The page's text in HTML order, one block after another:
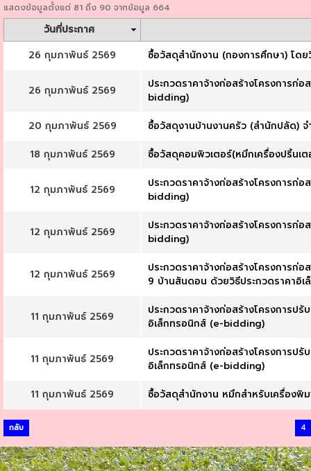
แสดงข้อมูลตั้งแต่ 81 ถึง 90 จากข้อมูล 664
วันที่ประกาศ
26 กุมภาพันธ์ 2569
ซื้อวัสดุสำนักงาน (กองการศึกษา) โดยวิ
26 กุมภาพันธ์ 2569
ประกวดราคาจ้างก่อสร้างโครงการก่
bidding)
20 กุมภาพันธ์ 2569
ซื้อวัสดุงานบ้านงานครัว (สำนักปลัด) จ
18 กุมภาพันธ์ 2569
ซื้อวัสดุคอมพิวเตอร์(หมึกเครื่องปริ้นเต
12 กุมภาพันธ์ 2569
ประกวดราคาจ้างก่อสร้างโครงการ
bidding)
12 กุมภาพันธ์ 2569
ประกวดราคาจ้างก่อสร้างโครงการ
bidding)
12 กุมภาพันธ์ 2569
ประกวดราคาจ้างก่อสร้างโครงการ
9 บ้านสันดอน ด้วยวิธีประกวดราคาอิ
11 กุมภาพันธ์ 2569
ประกวดราคาจ้างก่อสร้างโครงการป
อิเล็กทรอนิกส์ (e-bidding)
11 กุมภาพันธ์ 2569
ประกวดราคาจ้างก่อสร้างโครงการป
อิเล็กทรอนิกส์ (e-bidding)
11 กุมภาพันธ์ 2569
ซื้อวัสดุสำนักงาน หมึกสำหรับเครื่องพิ
กลับ 4